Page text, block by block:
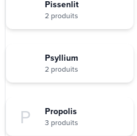
Pissenlit
2 produits
Psyllium
2 produits
P Propolis
3 produits